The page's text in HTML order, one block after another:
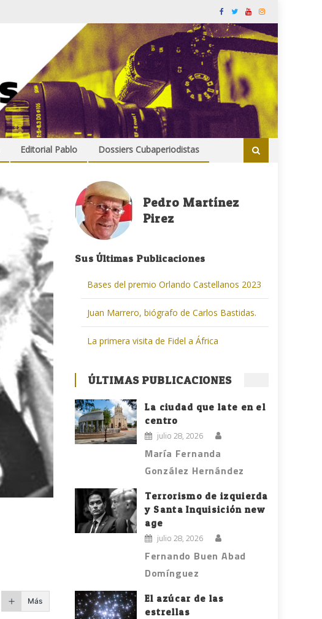
Editorial Pablo Dossiers Cubaperiodistas
Más
Pedro Martínez
Pirez
Sus Últimas Publicaciones
Bases del premio Orlando Castellanos 2023
Juan Marrero, biógrafo de Carlos Bastidas.
La primera visita de Fidel a África
ÚLTIMAS PUBLICACIONES
La ciudad que late en el
centro
julio 28, 2026
María Fernanda
González Hernández
Terrorismo de izquierda
y Santa Inquisición new
age
julio 28, 2026
Fernando Buen Abad
Domínguez
El azúcar de las
estrellas